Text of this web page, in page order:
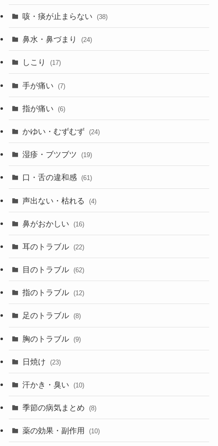
咳・痰が止まらない (38)
鼻水・鼻づまり (24)
しこり (17)
手が痛い (7)
指が痛い (6)
かゆい・むずむず (24)
湿疹・ブツブツ (19)
口・舌の違和感 (61)
声出ない・枯れる (4)
鼻がおかしい (16)
耳のトラブル (22)
目のトラブル (62)
指のトラブル (12)
足のトラブル (8)
胸のトラブル (9)
日焼け (23)
汗かき・臭い (10)
季節の病気まとめ (8)
薬の効果・副作用 (10)